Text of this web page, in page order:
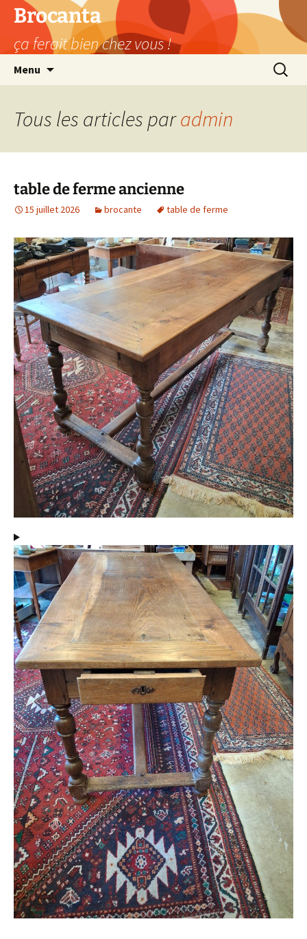
Aller
contenu
Brocanta
ça ferait bien chez vous !
Menu
Tous les articles paradmin
table de ferme ancienne
15 juillet 2026 brocante table de ferme